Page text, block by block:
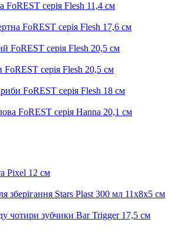
FoREST серія Flesh 11,4 см
FoREST серія Flesh 17,6 см
FoREST серія Flesh 20,5 см
серія Flesh 20,5 см
FoREST серія Flesh 18 см
FoREST серія Hanna 20,1 см
Pixel 12 см
зберігання Stars Plast 300 мл 11х8х5 см
чотири зубчики Bar Trigger 17,5 см